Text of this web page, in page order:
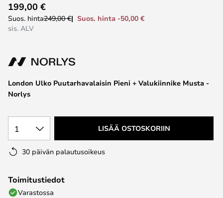
to
the
the
gallery
London Ulko Puutarhavalaisin Pieni + Valukiinnike Musta -
Norlys
199,00 €
Suos. hinta249,00 €
Suos. hinta -50,00 €
sis. ALV
1 LISÄÄ OSTOSKORIIN
30 päivän palautusoikeus
Toimitustiedot
Varastossa